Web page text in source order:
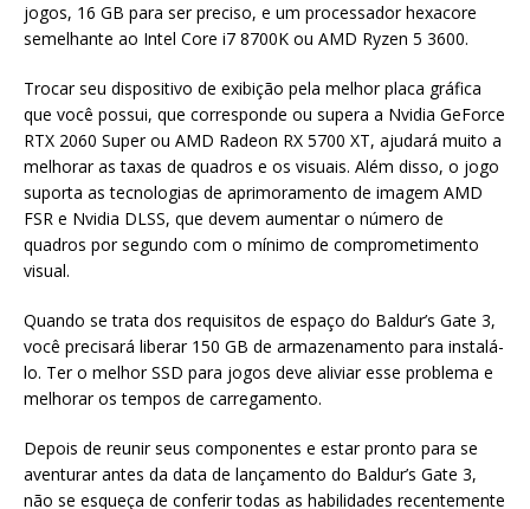
jogos, 16 GB para ser preciso, e um processador hexacore
semelhante ao Intel Core i7 8700K ou AMD Ryzen 5 3600.
Trocar seu dispositivo de exibição pela melhor placa gráfica
que você possui, que corresponde ou supera a Nvidia GeForce
RTX 2060 Super ou AMD Radeon RX 5700 XT, ajudará muito a
melhorar as taxas de quadros e os visuais. Além disso, o jogo
suporta as tecnologias de aprimoramento de imagem AMD
FSR e Nvidia DLSS, que devem aumentar o número de
quadros por segundo com o mínimo de comprometimento
visual.
Quando se trata dos requisitos de espaço do Baldur’s Gate 3,
você precisará liberar 150 GB de armazenamento para instalá-
lo. Ter o melhor SSD para jogos deve aliviar esse problema e
melhorar os tempos de carregamento.
Depois de reunir seus componentes e estar pronto para se
aventurar antes da data de lançamento do Baldur’s Gate 3,
não se esqueça de conferir todas as habilidades recentemente